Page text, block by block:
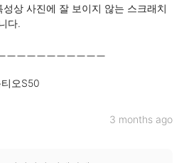
상 사진에 잘 보이지 않는 스크래치
다.
ㅡㅡㅡㅡㅡㅡㅡㅡㅡㅡ
오S50
3 months ago